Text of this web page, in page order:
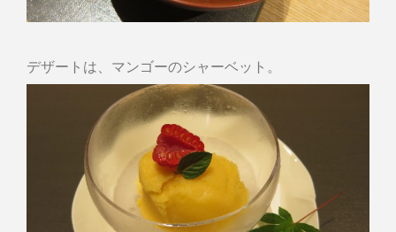
デザートは、マンゴーのシャーベット。